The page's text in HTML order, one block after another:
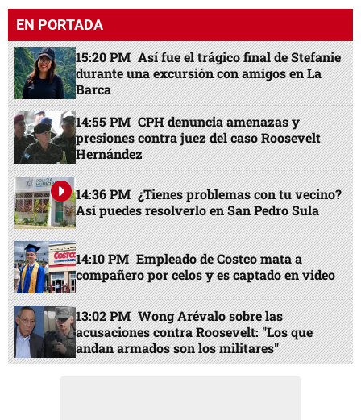
EN PORTADA
15:20 PM Así fue el trágico final de Stefanie
durante una excursión con amigos en La
Barca
14:55 PM CPH denuncia amenazas y
presiones contra juez del caso Roosevelt
Hernández
14:36 PM ¿Tienes problemas con tu vecino?
Así puedes resolverlo en San Pedro Sula
14:10 PM Empleado de Costco mata a
compañero por celos y es captado en video
13:02 PM Wong Arévalo sobre las
acusaciones contra Roosevelt: "Los que
andan armados son los militares"